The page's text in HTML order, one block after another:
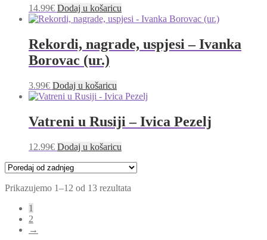
14.99€ Dodaj u košaricu
Rekordi, nagrade, uspjesi – Ivanka
Borovac (ur.)
3.99€ Dodaj u košaricu
Vatreni u Rusiji – Ivica Pezelj
12.99€ Dodaj u košaricu
Prikazujemo 1–12 od 13 rezultata
1
2
→